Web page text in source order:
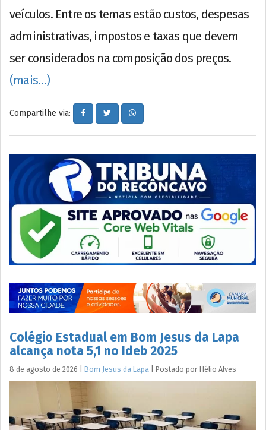
veículos. Entre os temas estão custos, despesas
administrativas, impostos e taxas que devem
ser considerados na composição dos preços.
(mais…)
Compartilhe via:
Colégio Estadual em Bom Jesus da Lapa
alcança nota 5,1 no Ideb 2025
8 de agosto de 2026 Bom Jesus da Lapa Postado por Hélio Alves